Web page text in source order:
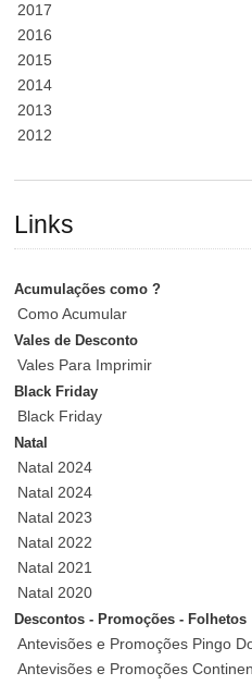
2017
2016
2015
2014
2013
2012
Links
Acumulações como ?
Como Acumular
Vales de Desconto
Vales Para Imprimir
Black Friday
Black Friday
Natal
Natal 2024
Natal 2024
Natal 2023
Natal 2022
Natal 2021
Natal 2020
Descontos - Promoções - Folhetos
Antevisões e Promoções Pingo
Antevisões e Promoções